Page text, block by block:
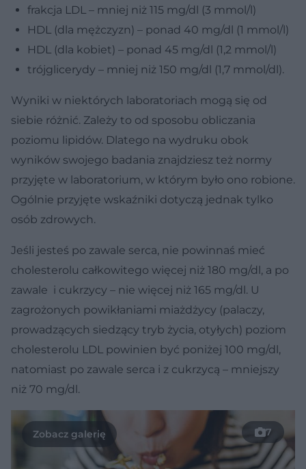
frakcja LDL – mniej niż 115 mg/dl (3 mmol/l)
HDL (dla mężczyzn) – ponad 40 mg/dl (1 mmol/l)
HDL (dla kobiet) – ponad 45 mg/dl (1,2 mmol/l)
trójglicerydy – mniej niż 150 mg/dl (1,7 mmol/dl).
Wyniki w niektórych laboratoriach mogą się od
siebie różnić. Zależy to od sposobu obliczania
poziomu lipidów. Dlatego na wydruku obok
wyników swojego badania znajdziesz też normy
przyjęte w laboratorium, w którym było ono robione.
Ogólnie przyjęte wskaźniki dotyczą jednak tylko
osób zdrowych.
Jeśli jesteś po zawale serca, nie powinnaś mieć
cholesterolu całkowitego więcej niż 180 mg/dl, a po
zawale i cukrzycy – nie więcej niż 165 mg/dl. U
zagrożonych powikłaniami miażdżycy (palaczy,
prowadzących siedzący tryb życia, otyłych) poziom
cholesterolu LDL powinien być poniżej 100 mg/dl,
natomiast po zawale serca i z cukrzycą – mniejszy
niż 70 mg/dl.
7